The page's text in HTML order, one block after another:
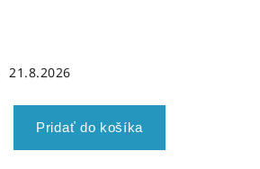
21.8.2026
Pridať do košíka